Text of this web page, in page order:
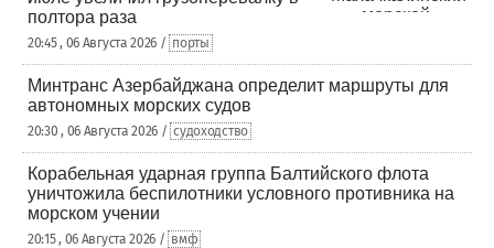
полтора раза
20:45 , 06 Августа 2026 / порты
Минтранс Азербайджана определит маршруты для
автономных морских судов
20:30 , 06 Августа 2026 / судоходство
Корабельная ударная группа Балтийского флота
уничтожила беспилотники условного противника на
морском учении
20:15 , 06 Августа 2026 / вмф